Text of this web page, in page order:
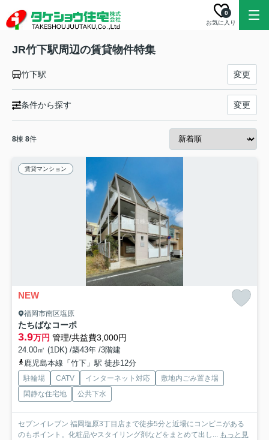
お気に入り
0
JR竹下駅周辺の賃貸物件特集
竹下駅 変更
条件から探す 変更
8棟 8件
賃貸マンション
NEW
福岡市南区塩原
たちばなコーポ
3.9万円 管理/共益費3,000円
24.00㎡ (1DK) /築43年 /3階建
鹿児島本線「竹下」駅 徒歩12分
駐輪場 CATV インターネット対応
敷地内ごみ置き場
閑静な住宅地
公共下水
セブンイレブン 福岡塩原3丁目店まで徒歩5分と近場にコンビニがある
のもポイント。化粧品やスタイリング剤などをまとめて出し... もっと見